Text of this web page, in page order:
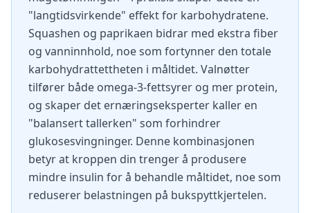
"langtidsvirkende" effekt for karbohydratene.
Squashen og paprikaen bidrar med ekstra fiber
og vanninnhold, noe som fortynner den totale
karbohydrattettheten i måltidet. Valnøtter
tilfører både omega-3-fettsyrer og mer protein,
og skaper det ernæringseksperter kaller en
"balansert tallerken" som forhindrer
glukosesvingninger. Denne kombinasjonen
betyr at kroppen din trenger å produsere
mindre insulin for å behandle måltidet, noe som
reduserer belastningen på bukspyttkjertelen.